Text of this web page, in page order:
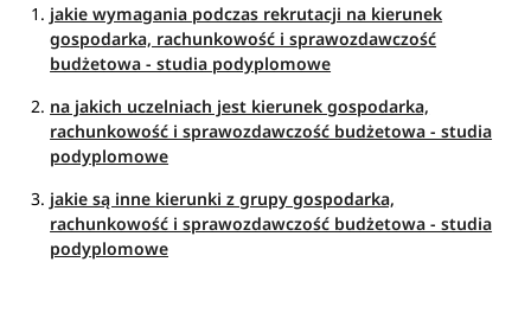
jakie wymagania podczas rekrutacji na kierunek
gospodarka, rachunkowość i sprawozdawczość
budżetowa - studia podyplomowe
na jakich uczelniach jest kierunek gospodarka,
rachunkowość i sprawozdawczość budżetowa - studia
podyplomowe
jakie są inne kierunki z grupy gospodarka,
rachunkowość i sprawozdawczość budżetowa - studia
podyplomowe